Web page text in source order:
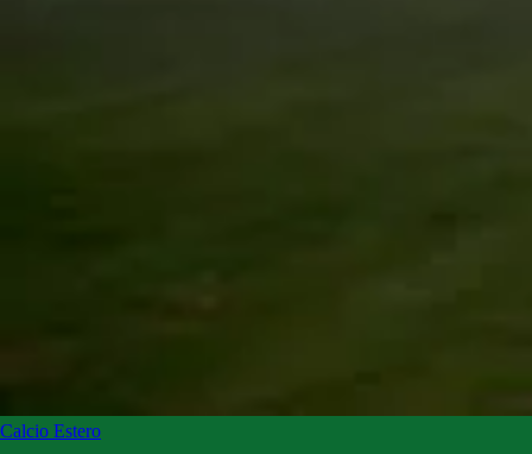
Calcio Estero